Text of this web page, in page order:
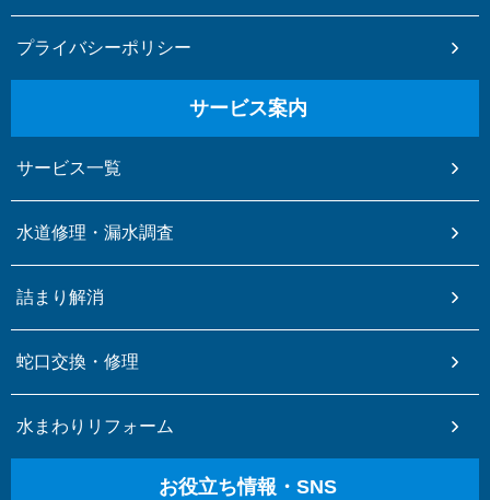
プライバシーポリシー
サービス案内
サービス一覧
水道修理・漏水調査
詰まり解消
蛇口交換・修理
水まわりリフォーム
お役立ち情報・SNS